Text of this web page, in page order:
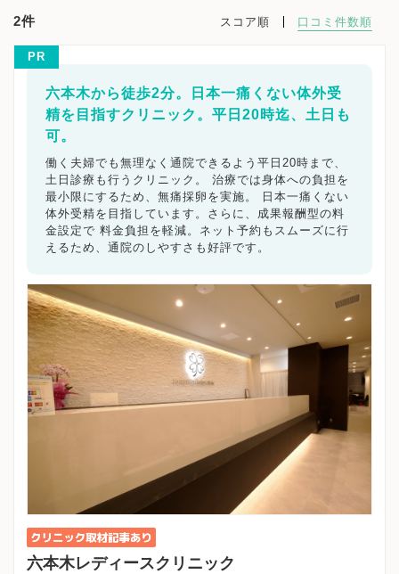
2件 スコア順 口コミ件数順
PR
六本木から徒歩2分。日本一痛くない体外受
精を目指すクリニック。平日20時迄、土日も
可。
働く夫婦でも無理なく通院できるよう平日20時まで、
土日診療も行うクリニック。 治療では身体への負担を
最小限にするため、無痛採卵を実施。 日本一痛くない
体外受精を目指しています。さらに、成果報酬型の料
金設定で 料金負担を軽減。ネット予約もスムーズに行
えるため、通院のしやすさも好評です。
六本木レディースクリニック